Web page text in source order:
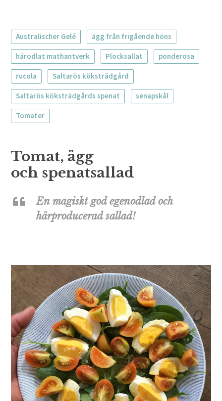
Australischer Gelé ägg från frigående höns
härodlat mathantverk Plocksallat ponderosa
rucola Saltarös köksträdgård
Saltarös köksträdgårds spenat senapskål
Tomater
Tomat, ägg
och spenatsallad
En magiskt god egenodlad och
härproducerad sallad!